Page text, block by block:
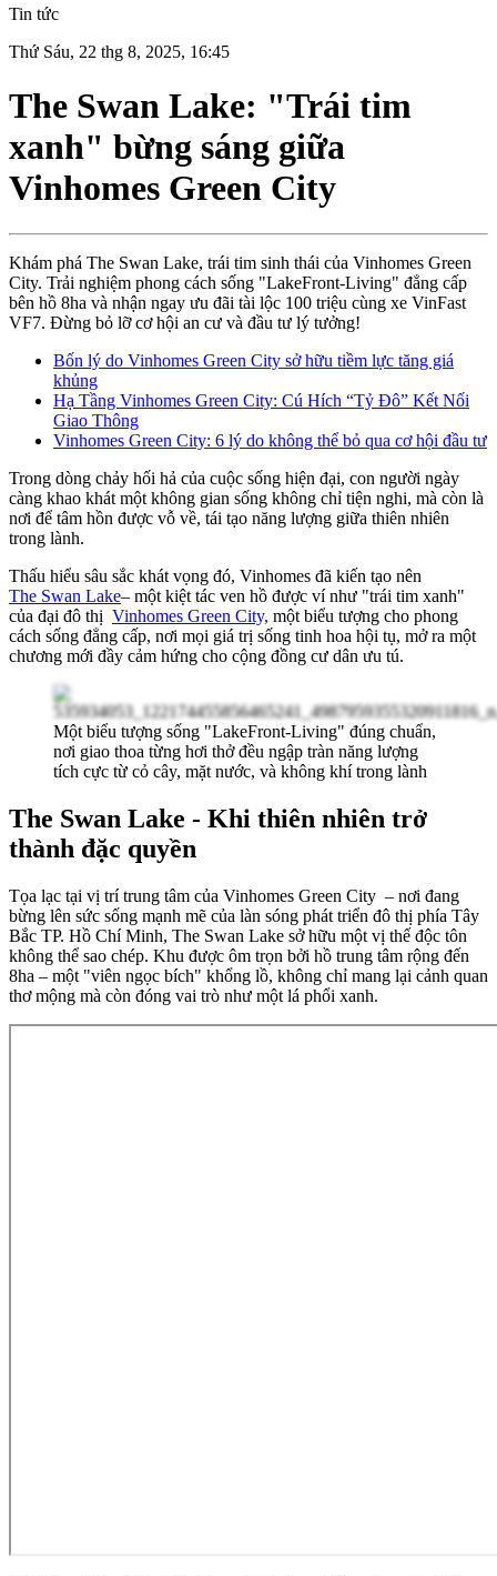
Tin tức
Thứ Sáu, 22 thg 8, 2025, 16:45
The Swan Lake: "Trái tim
xanh" bừng sáng giữa
Vinhomes Green City
Khám phá The Swan Lake, trái tim sinh thái của Vinhomes Green
City. Trải nghiệm phong cách sống "LakeFront-Living" đẳng cấp
bên hồ 8ha và nhận ngay ưu đãi tài lộc 100 triệu cùng xe VinFast
VF7. Đừng bỏ lỡ cơ hội an cư và đầu tư lý tưởng!
Bốn lý do Vinhomes Green City sở hữu tiềm lực tăng giá
khủng
Hạ Tầng Vinhomes Green City: Cú Hích “Tỷ Đô” Kết Nối
Giao Thông
Vinhomes Green City: 6 lý do không thể bỏ qua cơ hội đầu tư
Trong dòng chảy hối hả của cuộc sống hiện đại, con người ngày
càng khao khát một không gian sống không chỉ tiện nghi, mà còn là
nơi để tâm hồn được vỗ về, tái tạo năng lượng giữa thiên nhiên
trong lành.
Thấu hiểu sâu sắc khát vọng đó, Vinhomes đã kiến tạo nên
The Swan Lake– một kiệt tác ven hồ được ví như "trái tim xanh"
của đại đô thị Vinhomes Green City, một biểu tượng cho phong
cách sống đẳng cấp, nơi mọi giá trị sống tinh hoa hội tụ, mở ra một
chương mới đầy cảm hứng cho cộng đồng cư dân ưu tú.
Một biểu tượng sống "LakeFront-Living" đúng chuẩn,
nơi giao thoa từng hơi thở đều ngập tràn năng lượng
tích cực từ cỏ cây, mặt nước, và không khí trong lành
The Swan Lake - Khi thiên nhiên trở
thành đặc quyền
Tọa lạc tại vị trí trung tâm của Vinhomes Green City – nơi đang
bừng lên sức sống mạnh mẽ của làn sóng phát triển đô thị phía Tây
Bắc TP. Hồ Chí Minh, The Swan Lake sở hữu một vị thế độc tôn
không thể sao chép. Khu được ôm trọn bởi hồ trung tâm rộng đến
8ha – một "viên ngọc bích" khổng lồ, không chỉ mang lại cảnh quan
thơ mộng mà còn đóng vai trò như một lá phổi xanh.